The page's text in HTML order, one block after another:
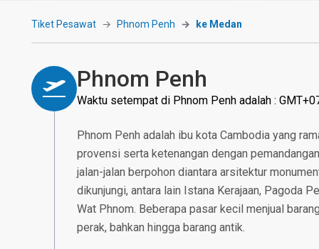
Tiket Pesawat Phnom Penh ke Medan
Phnom Penh
Waktu setempat di Phnom Penh adalah :
Phnom Penh adalah ibu kota Cambodia yang
provensi serta ketenangan dengan
jalan-jalan berpohon diantara arsitektur
dikunjungi, antara lain Istana Kerajaan, Pagoda
Wat Phnom. Beberapa pasar kecil menjual
perak, bahkan hingga barang antik.